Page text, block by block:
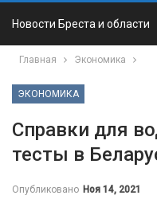
Новости Бреста и области
Главная Экономика
ЭКОНОМИКА
Справки для
тесты в
Опубликовано Ноя 14, 2021